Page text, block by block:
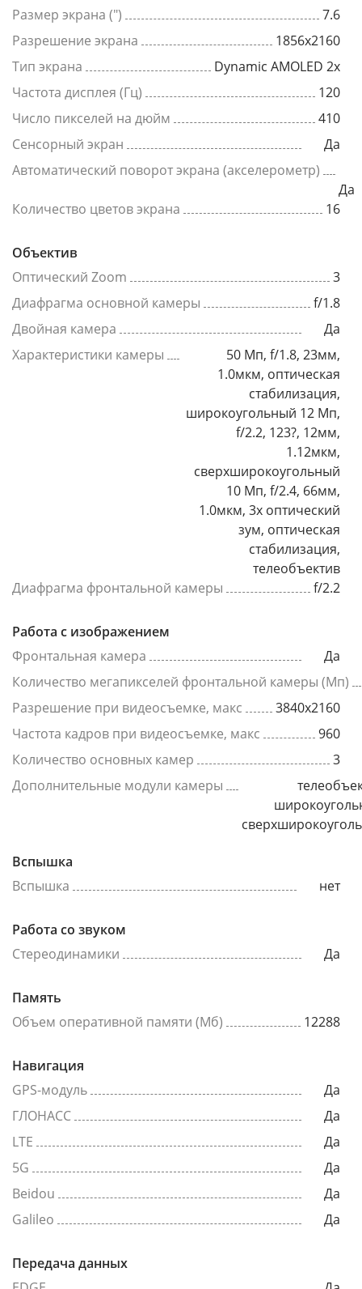
Размер экрана (")
7.6
Разрешение экрана
1856x2160
Тип экрана
Dynamic AMOLED 2x
Частота дисплея (Гц)
120
Число пикселей на дюйм
410
Сенсорный экран
Да
Автоматический поворот экрана (акселерометр)
Да
Количество цветов экрана
16
Объектив
Оптический Zoom
3
Диафрагма основной камеры
f/1.8
Двойная камера
Да
Характеристики камеры
50 Мп, f/1.8, 23мм,
1.0мкм, оптическая
стабилизация,
широкоугольный 12 Мп,
f/2.2, 123?, 12мм,
1.12мкм,
сверхширокоугольный
10 Мп, f/2.4, 66мм,
1.0мкм, 3x оптический
зум, оптическая
стабилизация,
телеобъектив
Диафрагма фронтальной камеры
f/2.2
Работа с изображением
Фронтальная камера
Да
Количество мегапикселей фронтальной камеры (Мп)
Разрешение при видеосъемке, макс
3840x2160
Частота кадров при видеосъемке, макс
960
Количество основных камер
3
Дополнительные модули камеры
Вспышка
Вспышка
нет
Работа со звуком
Стереодинамики
Да
Память
Объем оперативной памяти (Мб)
12288
Навигация
GPS-модуль
Да
ГЛОНАСС
Да
LTE
Да
5G
Да
Beidou
Да
Galileo
Да
Передача данных